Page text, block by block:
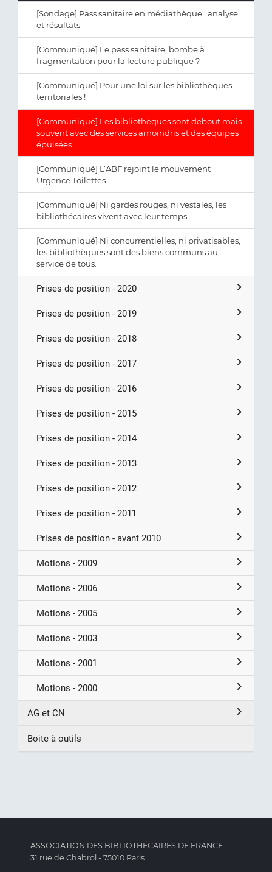
[Sondage] Pass sanitaire en médiathèque : analyse
et résultats
[Communiqué] Le pass sanitaire, bombe à
fragmentation pour la lecture publique ?
[Communiqué] Pour une loi sur les bibliothèques
territoriales !
[Communiqué] Les bibliothèques sont debout mais
souvent avec des services amoindris et des équipes
épuisées
[Communiqué] L’ABF rejoint le mouvement
Urgence Toilettes
[Communiqué] Ni gardes rouges, ni vestales, les
bibliothécaires vivent avec leur temps
[Communiqué] Ni concurrentielles, ni privatisables,
les bibliothèques sont des biens communs au
service de tous.
Prises de position - 2020
Prises de position - 2019
Prises de position - 2018
Prises de position - 2017
Prises de position - 2016
Prises de position - 2015
Prises de position - 2014
Prises de position - 2013
Prises de position - 2012
Prises de position - 2011
Prises de position - avant 2010
Motions - 2009
Motions - 2006
Motions - 2005
Motions - 2003
Motions - 2001
Motions - 2000
AG et CN
Boite à outils
ASSOCIATION DES BIBLIOTHÉCAIRES DE FRANCE
31 rue de Chabrol - 75010 Paris